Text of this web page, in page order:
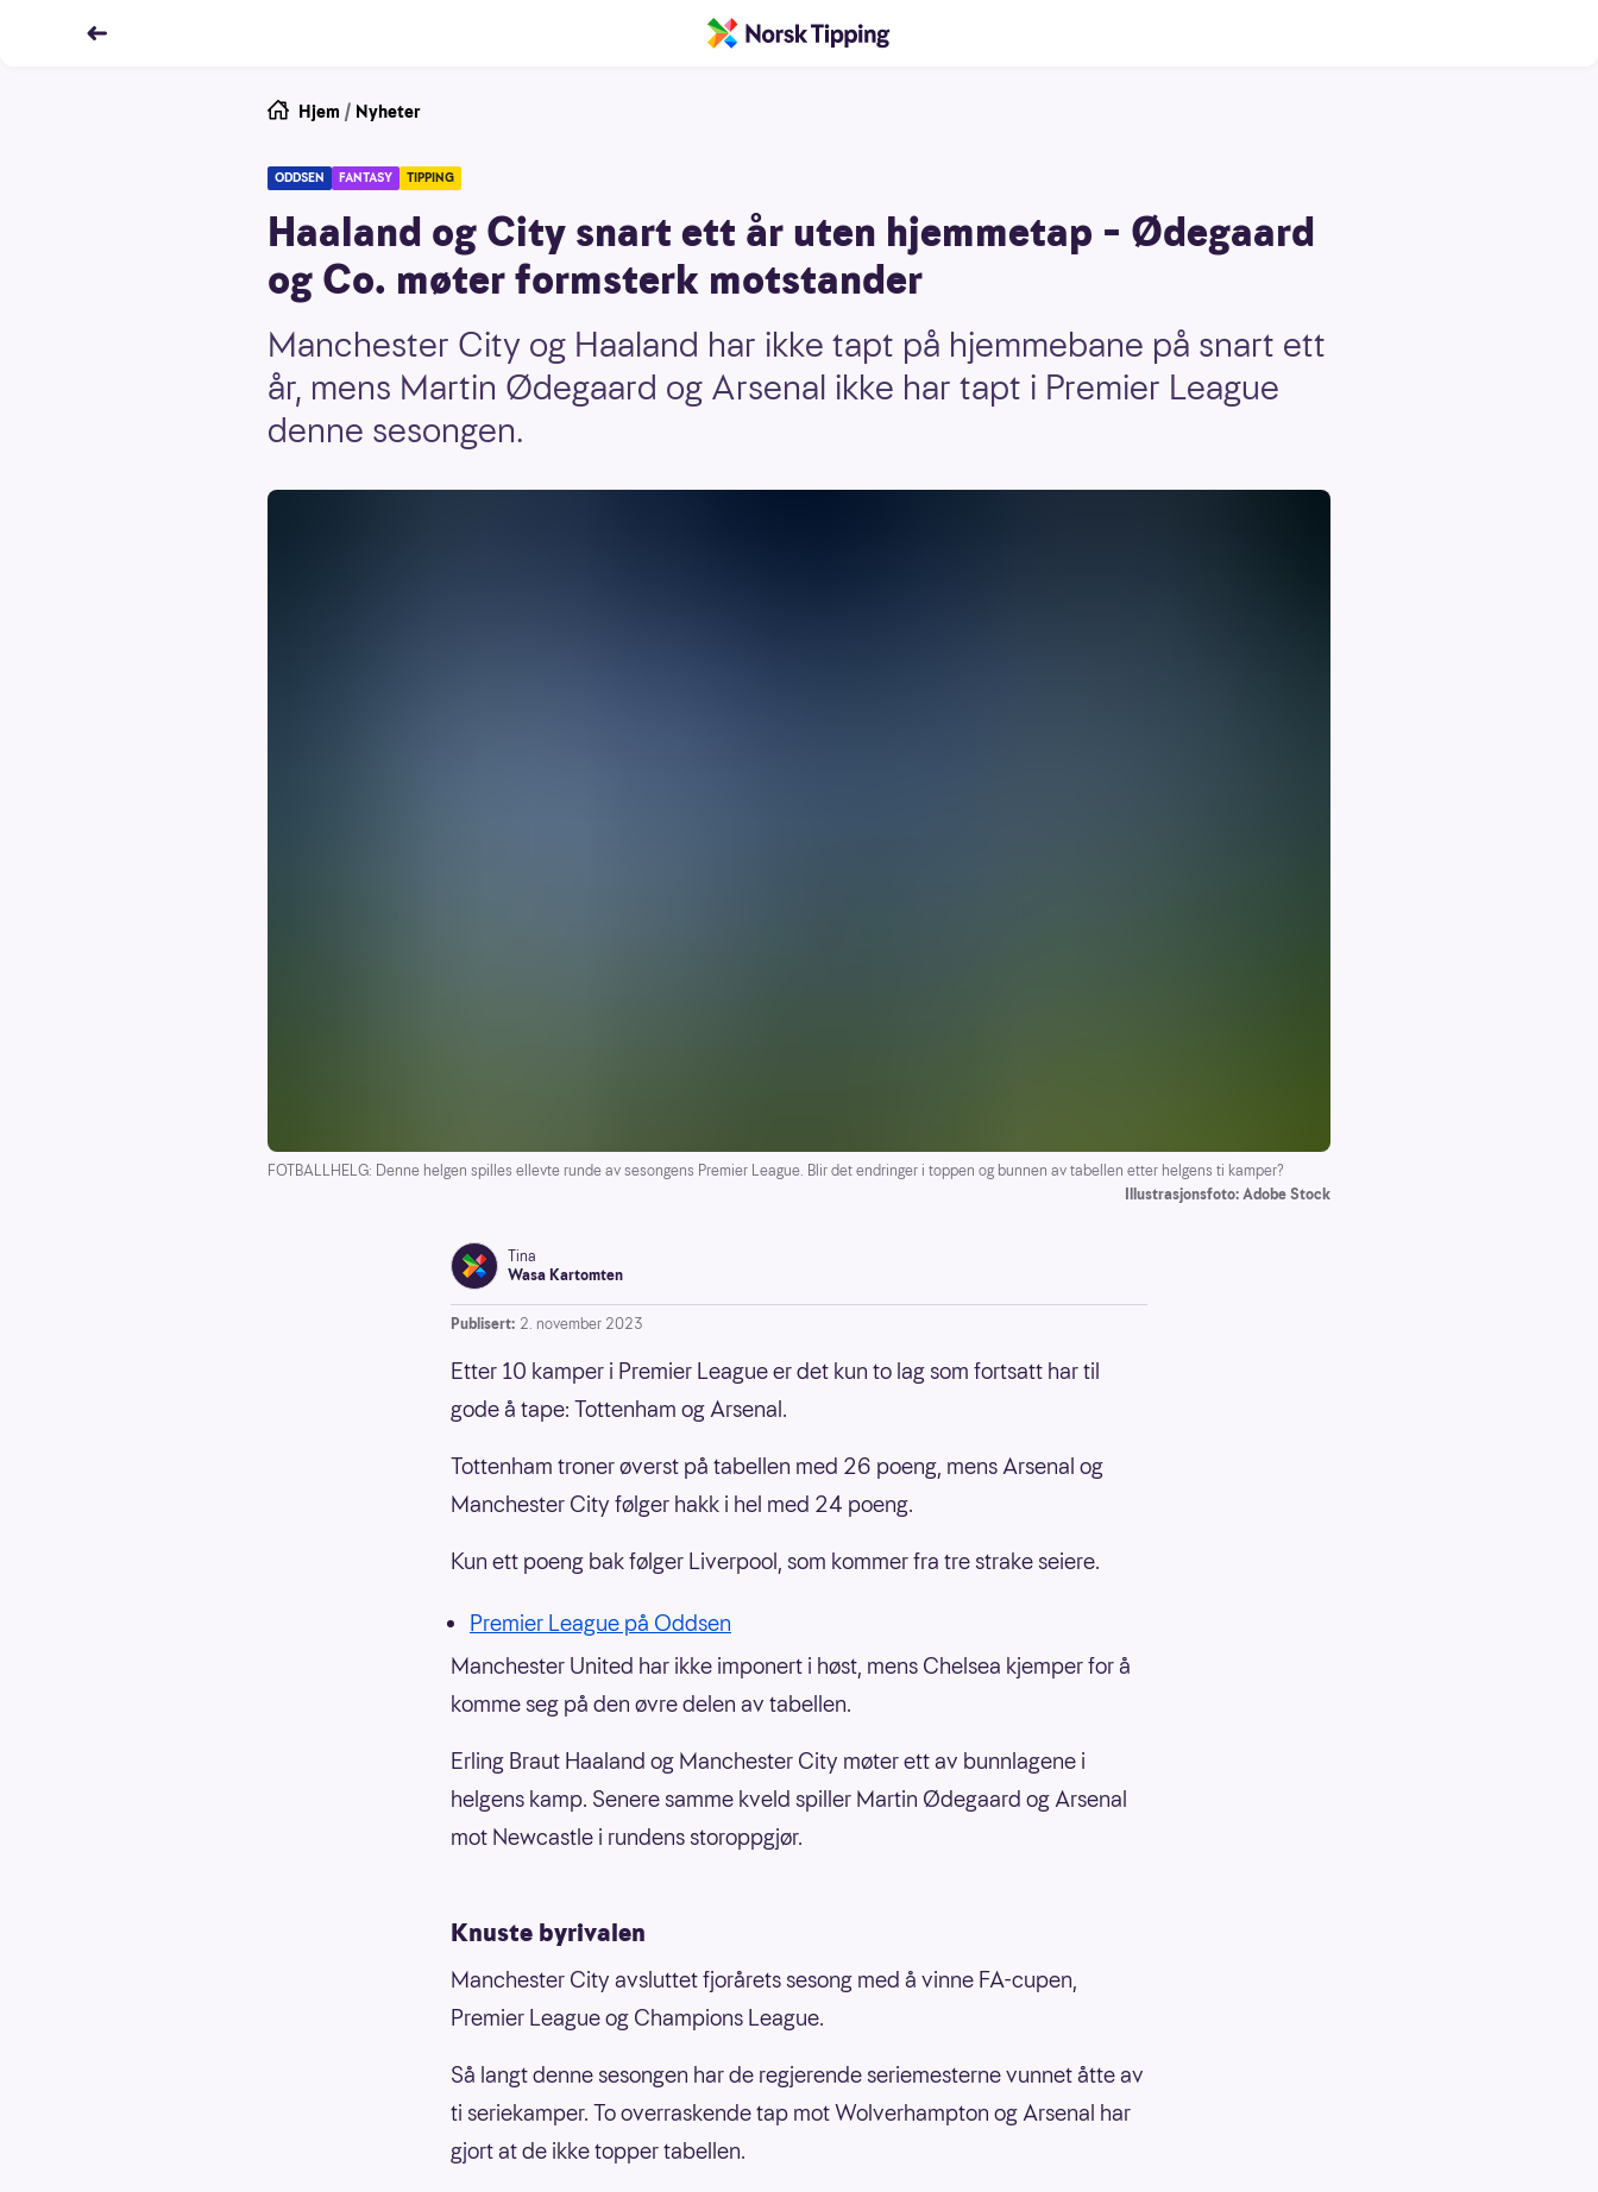
Hjem / Nyheter
ODDSEN FANTASY TIPPING
Haaland og City snart ett år uten hjemmetap – Ødegaard
og Co. møter formsterk motstander
Manchester City og Haaland har ikke tapt på hjemmebane på snart ett
år, mens Martin Ødegaard og Arsenal ikke har tapt i Premier League
denne sesongen.
FOTBALLHELG: Denne helgen spilles ellevte runde av sesongens Premier League. Blir det endringer i toppen og bunnen av tabellen etter helgens ti kamper?
Illustrasjonsfoto: Adobe Stock
Tina
Wasa Kartomten
Publisert: 2. november 2023
Etter 10 kamper i Premier League er det kun to lag som fortsatt har til
gode å tape: Tottenham og Arsenal.
Tottenham troner øverst på tabellen med 26 poeng, mens Arsenal og
Manchester City følger hakk i hel med 24 poeng.
Kun ett poeng bak følger Liverpool, som kommer fra tre strake seiere.
Premier League på Oddsen
Manchester United har ikke imponert i høst, mens Chelsea kjemper for å
komme seg på den øvre delen av tabellen.
Erling Braut Haaland og Manchester City møter ett av bunnlagene i
helgens kamp. Senere samme kveld spiller Martin Ødegaard og Arsenal
mot Newcastle i rundens storoppgjør.
Knuste byrivalen
Manchester City avsluttet fjorårets sesong med å vinne FA-cupen,
Premier League og Champions League.
Så langt denne sesongen har de regjerende seriemesterne vunnet åtte av
ti seriekamper. To overraskende tap mot Wolverhampton og Arsenal har
gjort at de ikke topper tabellen.